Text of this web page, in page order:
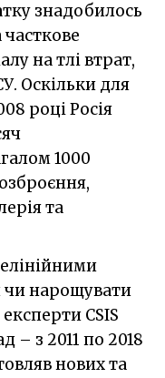
знадобилось
часткове
на тлі втрат,
Оскільки для
році Росія
1000
та
нарощувати
CSIS
– з 2011 по 2018
нових та